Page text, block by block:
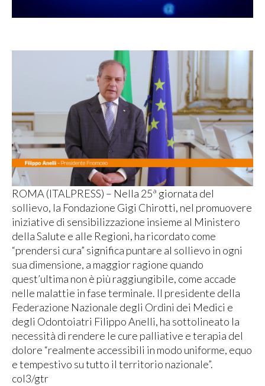
ROMA (ITALPRESS) – Nella 25ª giornata del
sollievo, la Fondazione Gigi Chirotti, nel promuovere
iniziative di sensibilizzazione insieme al Ministero
della Salute e alle Regioni, ha ricordato come
“prendersi cura” significa puntare al sollievo in ogni
sua dimensione, a maggior ragione quando
quest’ultima non è più raggiungibile, come accade
nelle malattie in fase terminale. Il presidente della
Federazione Nazionale degli Ordini dei Medici e
degli Odontoiatri Filippo Anelli, ha sottolineato la
necessità di rendere le cure palliative e terapia del
dolore “realmente accessibili in modo uniforme, equo
e tempestivo su tutto il territorio nazionale”.
col3/gtr